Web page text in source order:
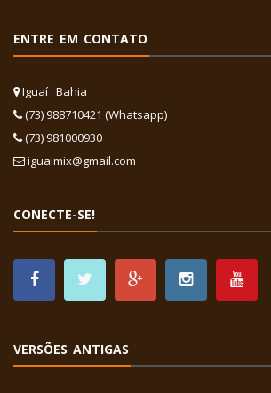
ENTRE EM CONTATO
Iguaí . Bahia
(73) 988710421 (Whatsapp)
(73) 981000930
iguaimix@gmail.com
CONECTE-SE!
VERSÕES ANTIGAS